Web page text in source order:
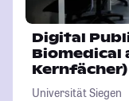
Digital Public
Biomedical
Universität Siegen